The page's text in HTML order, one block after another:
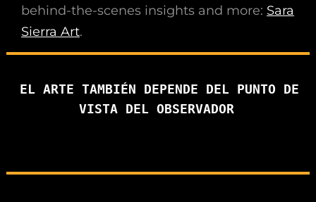
behind-the-scenes insights and more: Sara
Sierra Art.
EL ARTE TAMBIÉN DEPENDE DEL PUNTO DE
VISTA DEL OBSERVADOR